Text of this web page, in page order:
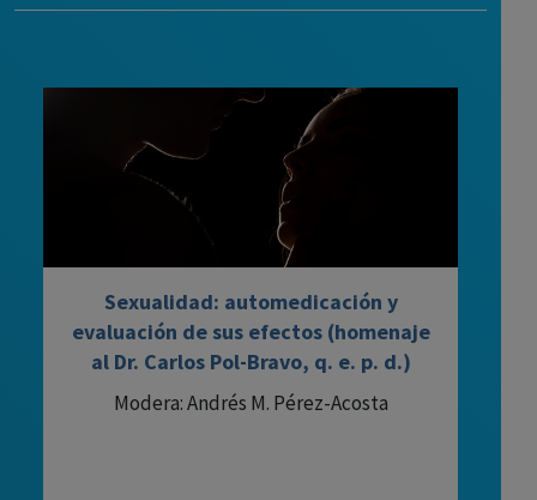
Sexualidad: automedicación y
evaluación de sus efectos (homenaje
al Dr. Carlos Pol-Bravo, q. e. p. d.)
Modera: Andrés M. Pérez-Acosta